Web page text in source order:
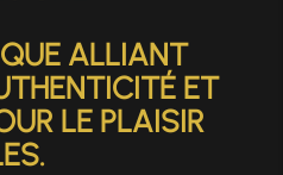
ALLIANT
ET
LE PLAISIR